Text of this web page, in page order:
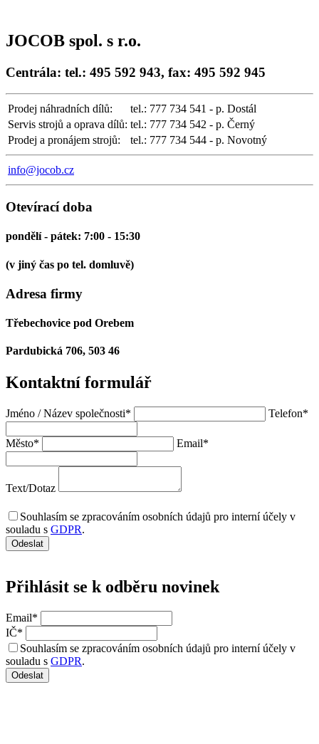
JOCOB spol. s r.o.
Centrála: tel.: 495 592 943, fax: 495 592 945
Prodej náhradních dílů:
tel.: 777 734 541 - p. Dostál
Servis strojů a oprava dílů: tel.: 777 734 542 - p. Černý
Prodej a pronájem strojů:
tel.: 777 734 544 - p. Novotný
info@jocob.cz
Otevírací doba
pondělí - pátek: 7:00 - 15:30
(v jiný čas po tel. domluvě)
Adresa firmy
Třebechovice pod Orebem
Pardubická 706, 503 46
Kontaktní formulář
Jméno / Název společnosti* Telefon*
Město* Email*
Text/Dotaz
Souhlasím se zpracováním osobních údajů pro interní účely v
souladu s GDPR.
Přihlásit se k odběru novinek
Email*
IČ*
Souhlasím se zpracováním osobních údajů pro interní účely v
souladu s GDPR.